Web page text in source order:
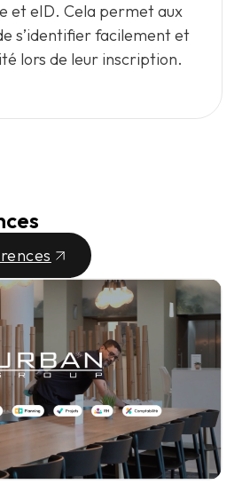
et eID. Cela permet aux
s’identifier facilement et
lors de leur inscription.